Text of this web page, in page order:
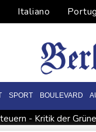
Italiano
SPORT BOULEVARD
- Kritik der